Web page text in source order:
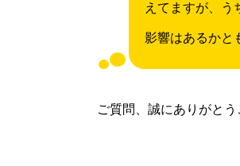
えてますが、う
影響はあるかと
ご質問、誠にありがとう